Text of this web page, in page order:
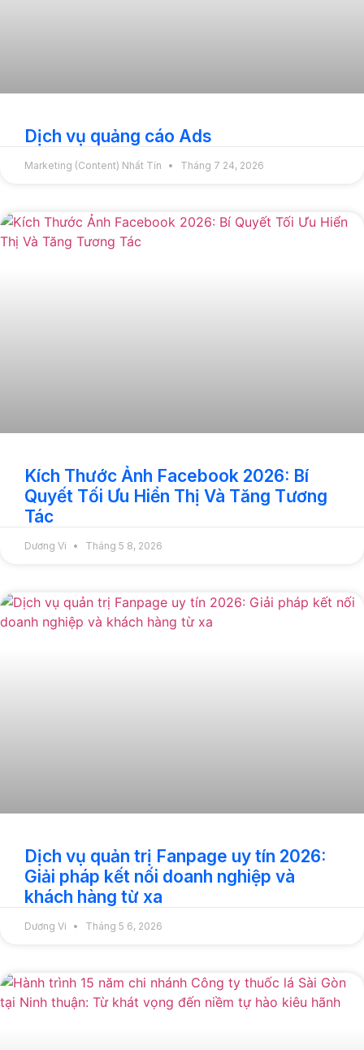
Dịch vụ quảng cáo Ads
Marketing (Content) Nhất Tín Tháng 7 24, 2026
Kích Thước Ảnh Facebook 2026: Bí
Quyết Tối Ưu Hiển Thị Và Tăng Tương
Tác
Dương Vi Tháng 5 8, 2026
Dịch vụ quản trị Fanpage uy tín 2026:
Giải pháp kết nối doanh nghiệp và
khách hàng từ xa
Dương Vi Tháng 5 6, 2026